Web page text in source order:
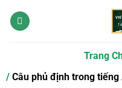
qua
Trang
Câu phủ định trong